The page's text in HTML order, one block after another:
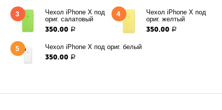
3
Чехол iPhone X под
ориг. салатовый
350.00 Р
4
Чехол iPhone X под
ориг. желтый
350.00 Р
5 Чехол iPhone X под ориг. белый
350.00 Р